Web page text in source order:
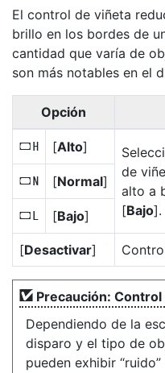
El control de viñeta
brillo en los bordes de
cantidad que varía de
son más notables en el
Opción
e [Alto]
de
alto a
[Bajo].
g [Normal]
f [Bajo]
[Desactivar]
Precaución:
Dependiendo de la
disparo y el tipo de
pueden exhibir